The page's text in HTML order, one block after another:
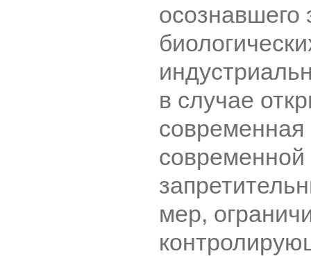
осознавшего
в случае
современная
современной
мер,